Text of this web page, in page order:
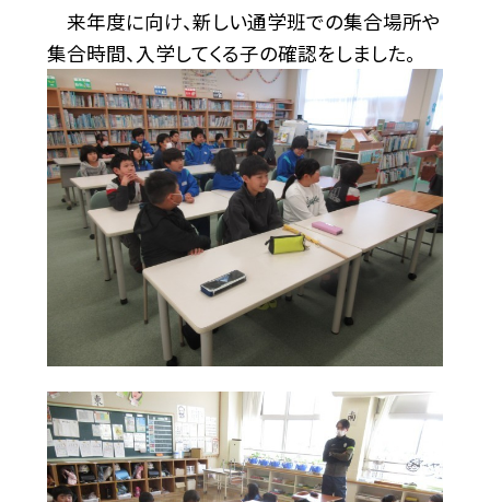
来年度に向け、新しい通学班での集合場所や
集合時間、入学してくる子の確認をしました。